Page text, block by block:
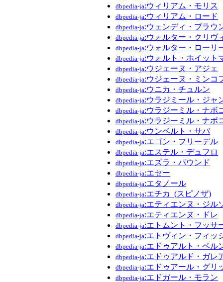
dbpedia-ja:ウィリアム・モリス
dbpedia-ja:ウィリアム・ロード
dbpedia-ja:ウェンディ・ブラウ
dbpedia-ja:ウォルター・クリヴ
dbpedia-ja:ウォルター・ローリ
dbpedia-ja:ウォルト・ホイット
dbpedia-ja:ウジェーヌ・アジェ
dbpedia-ja:ウジェーヌ・ミンコ
dbpedia-ja:ウニカ・チュルン
dbpedia-ja:ウラジミール・ジャ
dbpedia-ja:ウラジーミル・ナボ
dbpedia-ja:ウラジーミル・ナボ
dbpedia-ja:ウンベルト・サバ
dbpedia-ja:エゴン・フリーデル
dbpedia-ja:エステル・デュフロ
dbpedia-ja:エズラ・パウンド
dbpedia-ja:エセー
dbpedia-ja:エタノール
dbpedia-ja:エチカ_(スピノザ)
dbpedia-ja:エティエンヌ・ジル
dbpedia-ja:エティエンヌ・ドレ
dbpedia-ja:エトムント・フッサ
dbpedia-ja:エトヴィン・フィッ
dbpedia-ja:エドゥアルト・ベル
dbpedia-ja:エドゥアルド・ガレ
dbpedia-ja:エドゥアール・グリ
dbpedia-ja:エドガール・モラン